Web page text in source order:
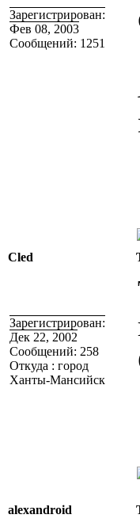
Зарегистрирован:
Фев 08, 2003
Сообщений: 1251
Cled
Зарегистрирован:
Дек 22, 2002
Сообщений: 258
Откуда : город
Ханты-Мансийск
alexandroid